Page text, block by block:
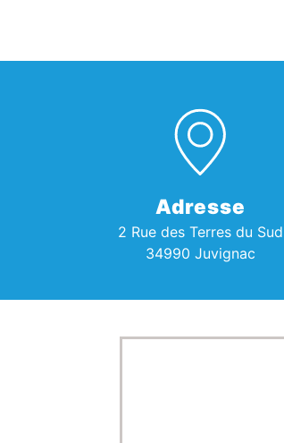
Adresse
2 Rue des Terres du Sud
34990 Juvignac